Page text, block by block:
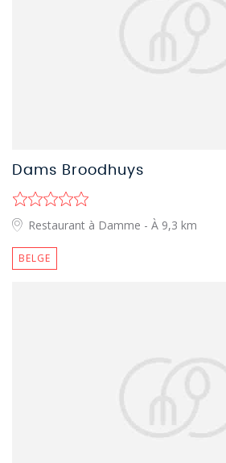
Dams Broodhuys
Restaurant à Damme - À 9,3 km
BELGE